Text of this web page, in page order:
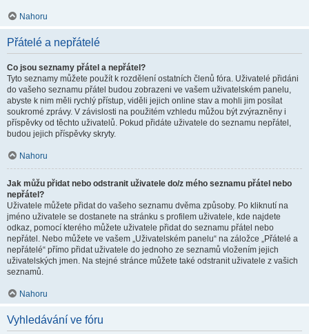
Nahoru
Přátelé a nepřátelé
Co jsou seznamy přátel a nepřátel?
Tyto seznamy můžete použít k rozdělení ostatních členů fóra. Uživatelé přidáni
do vašeho seznamu přátel budou zobrazeni ve vašem uživatelském panelu,
abyste k nim měli rychlý přístup, viděli jejich online stav a mohli jim posílat
soukromé zprávy. V závislosti na použitém vzhledu můžou být zvýrazněny i
příspěvky od těchto uživatelů. Pokud přidáte uživatele do seznamu nepřátel,
budou jejich příspěvky skryty.
Nahoru
Jak můžu přidat nebo odstranit uživatele do/z mého seznamu přátel nebo
nepřátel?
Uživatele můžete přidat do vašeho seznamu dvěma způsoby. Po kliknutí na
jméno uživatele se dostanete na stránku s profilem uživatele, kde najdete
odkaz, pomocí kterého můžete uživatele přidat do seznamu přátel nebo
nepřátel. Nebo můžete ve vašem „Uživatelském panelu“ na záložce „Přátelé a
nepřátelé“ přímo přidat uživatele do jednoho ze seznamů vložením jejich
uživatelských jmen. Na stejné stránce můžete také odstranit uživatele z vašich
seznamů.
Nahoru
Vyhledávání ve fóru